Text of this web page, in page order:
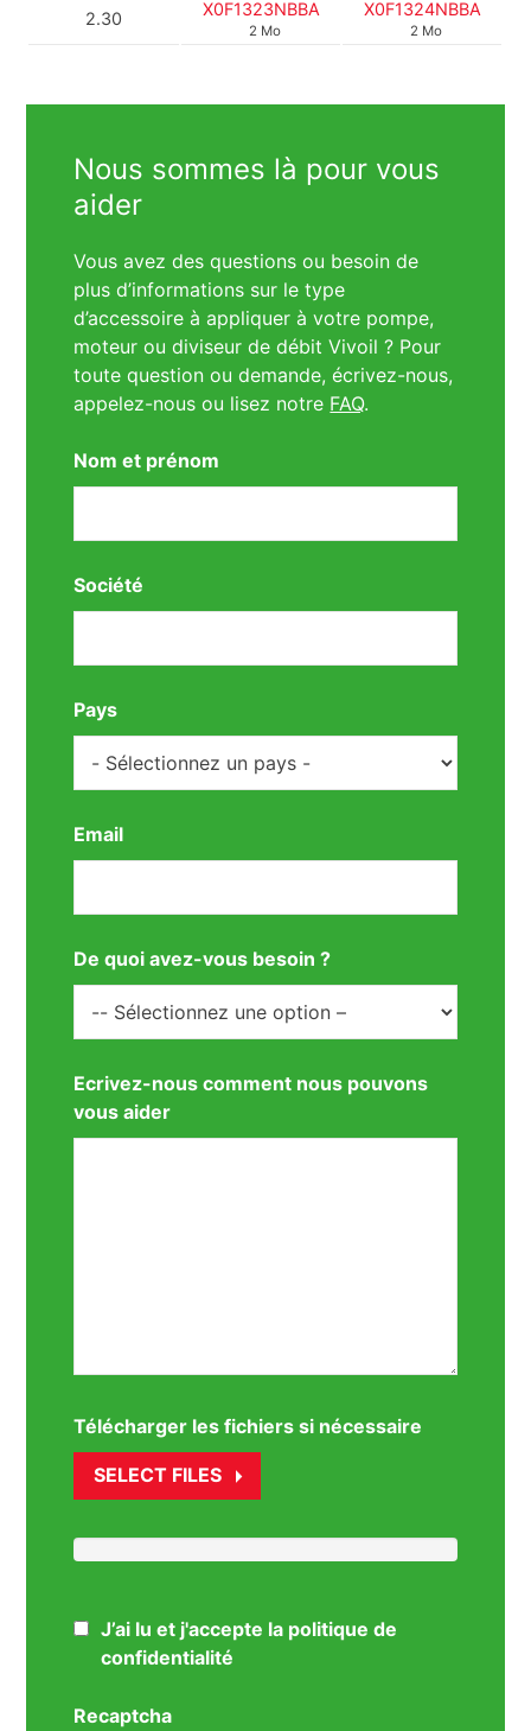
2.30 X0F1323NBBA
2 Mo
X0F1324NBBA
2 Mo
Nous sommes là pour vous
aider
Vous avez des questions ou besoin de
plus d’informations sur le type
d’accessoire à appliquer à votre pompe,
moteur ou diviseur de débit Vivoil ? Pour
toute question ou demande, écrivez-nous,
appelez-nous ou lisez notre FAQ.
Nom et prénom
Société
Pays
Email
De quoi avez-vous besoin ?
Ecrivez-nous comment nous pouvons
vous aider
Télécharger les fichiers si nécessaire
SELECT FILES
J’ai lu et j'accepte la politique de
confidentialité
Recaptcha